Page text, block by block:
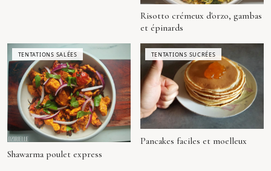
Risotto crémeux d'orzo, gambas
et épinards
TENTATIONS SALÉES
Shawarma poulet express
TENTATIONS SUCRÉES
Pancakes faciles et moelleux